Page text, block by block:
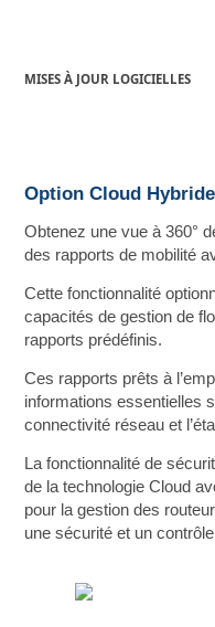
MISES À JOUR LOGICIELLES
Option Cloud Hybride
Obtenez une vue à 360°
des rapports de mobilité
Cette fonctionnalité
capacités de gestion de
rapports prédéfinis.
Ces rapports prêts à
informations essentielles
connectivité réseau et
La fonctionnalité de
de la technologie Cloud
pour la gestion des
une sécurité et un